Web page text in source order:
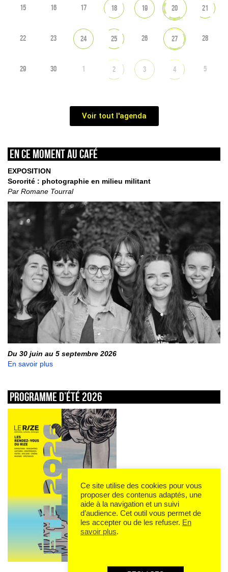
15 16 17 18 19 20 21
22 23 24 25 26 27 28
29 30 1 2 3 4 5
Voir tout l'agenda
En ce moment au café
EXPOSITION
Sororité : photographie en milieu militant
Par Romane Tourral
Du 30 juin au 5 septembre 2026
En savoir plus
Programme d’été 2026
Ce site utilise des cookies pour vous
proposer des contenus adaptés, une
aide à la navigation et un suivi
d’audience. Cet outil vous permet de
les accepter ou de les refuser. En
savoir plus.